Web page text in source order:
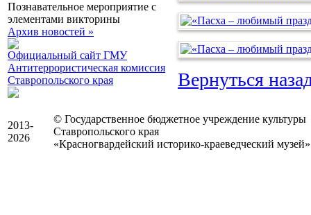
Познавательное мероприятие с
элементами викторины
Архив новостей »
Официальный сайт ГМУ
Антитеррористическая комиссия
Ставропольского края
Вернуться
2013-
2026
© Государственное бюджетное учреждение культуры
Ставропольского края
«Красногвардейский историко-краеведческий музей»